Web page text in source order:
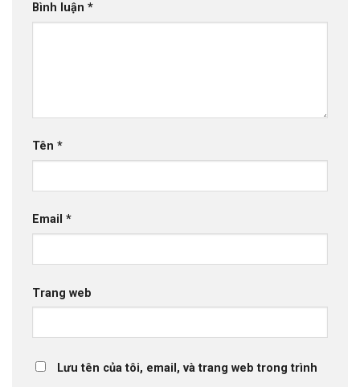
Bình luận *
Tên *
Email *
Trang web
Lưu tên của tôi, email, và trang web trong trình